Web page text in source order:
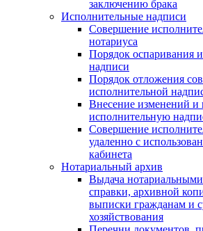
заключению брака
Исполнительные надписи
Совершение
нотариуса
Порядок оспаривания
надписи
Порядок отложения
исполнительной
Внесение изменений и
исполнительную
Совершение
удаленно с
кабинета
Нотариальный архив
Выдача
справки, архивной
выписки гражданам и
хозяйствования